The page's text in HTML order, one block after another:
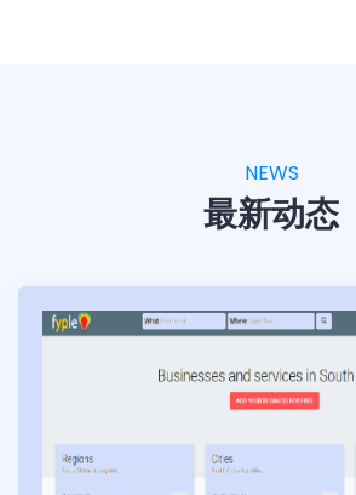
NEWS
最新动态